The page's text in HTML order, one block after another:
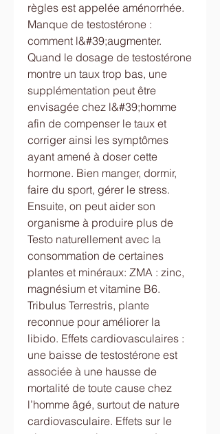
règles est appelée aménorrhée.
Manque de testostérone :
comment l&#39;augmenter.
Quand le dosage de testostérone
montre un taux trop bas, une
supplémentation peut être
envisagée chez l&#39;homme
afin de compenser le taux et
corriger ainsi les symptômes
ayant amené à doser cette
hormone. Bien manger, dormir,
faire du sport, gérer le stress.
Ensuite, on peut aider son
organisme à produire plus de
Testo naturellement avec la
consommation de certaines
plantes et minéraux: ZMA : zinc,
magnésium et vitamine B6.
Tribulus Terrestris, plante
reconnue pour améliorer la
libido. Effets cardiovasculaires :
une baisse de testostérone est
associée à une hausse de
mortalité de toute cause chez
l’homme âgé, surtout de nature
cardiovasculaire. Effets sur le